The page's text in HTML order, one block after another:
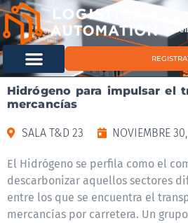
11 &
Hidrógeno para impulsar el
mercancías
SALA T&D 23 NOVIEMBRE
El Hidrógeno se perfila como el
descarbonizar aquellos sectores
entre los que se encuentra el
mercancías por carretera. Un